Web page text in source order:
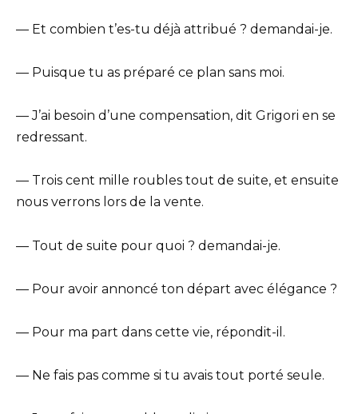
— Et combien t’es-tu déjà attribué ? demandai-je.
— Puisque tu as préparé ce plan sans moi.
— J’ai besoin d’une compensation, dit Grigori en se
redressant.
— Trois cent mille roubles tout de suite, et ensuite
nous verrons lors de la vente.
— Tout de suite pour quoi ? demandai-je.
— Pour avoir annoncé ton départ avec élégance ?
— Pour ma part dans cette vie, répondit-il.
— Ne fais pas comme si tu avais tout porté seule.